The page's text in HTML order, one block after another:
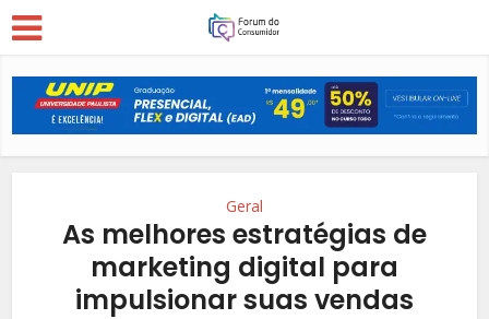
Geral
As melhores estratégias de
marketing digital para
impulsionar suas vendas